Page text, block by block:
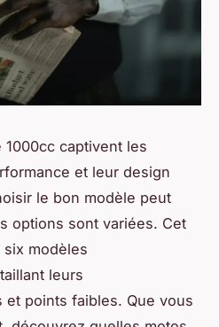
captivent les
et leur design
le bon modèle peut
options sont variées. Cet
modèles
leurs
points faibles. Que vous